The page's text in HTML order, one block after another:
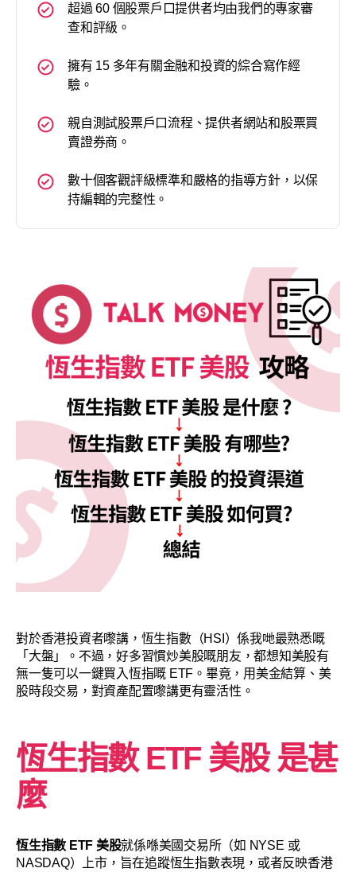
超過 60 個股票戶口提供者均由我們的專家審
查和評級。
擁有 15 多年有關金融和投資的綜合寫作經
驗。
親自測試股票戶口流程、提供者網站和股票買
賣證券商。
數十個客觀評級標準和嚴格的指導方針，以保
持編輯的完整性。
對於香港投資者嚟講，恆生指數（HSI）係我哋最熟悉嘅
「大盤」。不過，好多習慣炒美股嘅朋友，都想知美股有
無一隻可以一鍵買入恆指嘅 ETF。畢竟，用美金結算、美
股時段交易，對資產配置嚟講更有靈活性。
恆生指數 ETF 美股 是甚
麼
恆生指數 ETF 美股就係喺美國交易所（如 NYSE 或
NASDAQ）上市，旨在追蹤恆生指數表現，或者反映香港